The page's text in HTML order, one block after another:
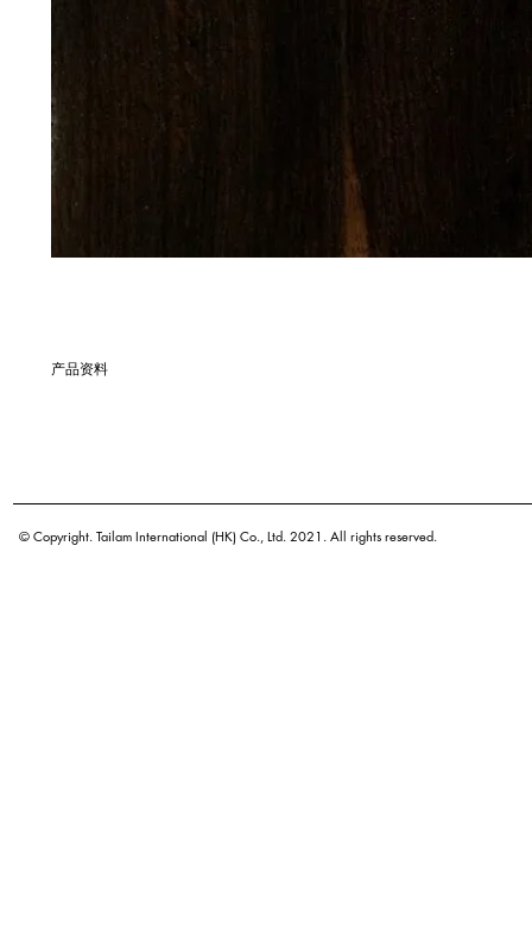
产品资料
原产地
© Copyright. Tailam International (HK) Co., Ltd. 2021. All rights reserved.